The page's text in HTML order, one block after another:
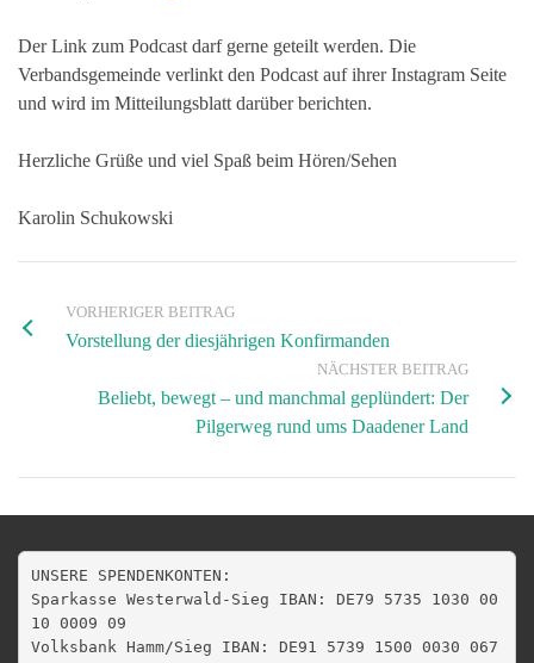
Der Link zum Podcast darf gerne geteilt werden. Die
Verbandsgemeinde verlinkt den Podcast auf ihrer Instagram Seite
und wird im Mitteilungsblatt darüber berichten.
Herzliche Grüße und viel Spaß beim Hören/Sehen
Karolin Schukowski
VORHERIGER BEITRAG
Vorstellung der diesjährigen Konfirmanden
NÄCHSTER BEITRAG
Beliebt, bewegt – und manchmal geplündert: Der
Pilgerweg rund ums Daadener Land
UNSERE SPENDENKONTEN:
Sparkasse Westerwald-Sieg IBAN: DE79 5735 1030 00
10 0009 09
Volksbank Hamm/Sieg IBAN: DE91 5739 1500 0030 067